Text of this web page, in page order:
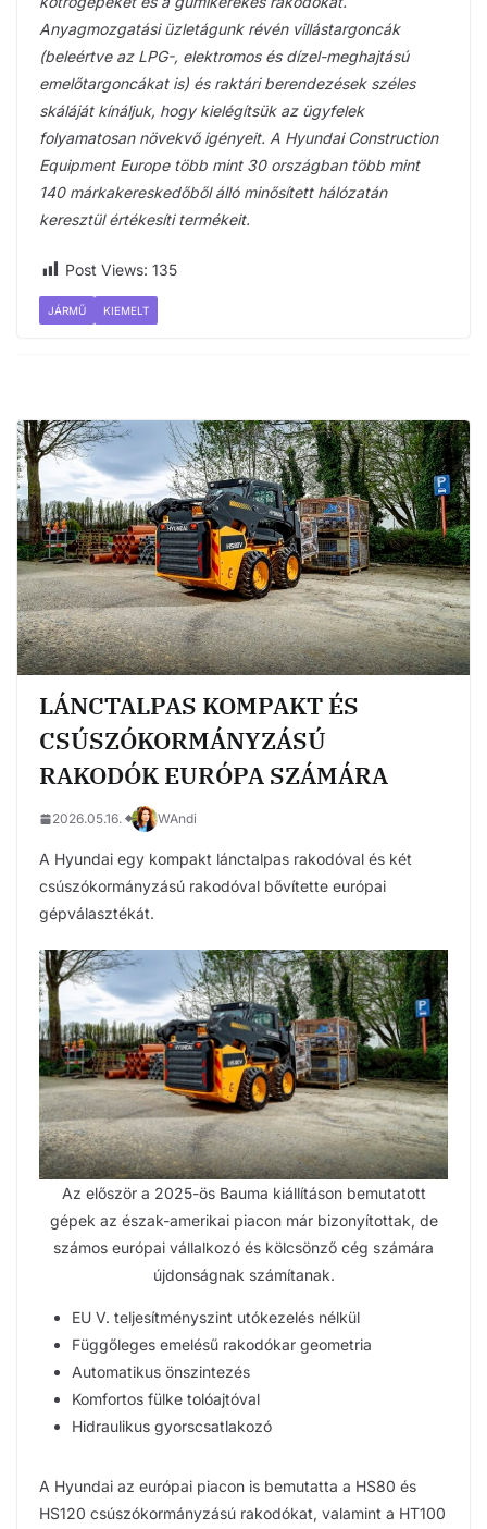
Anyagmozgatási üzletágunk révén villástargoncák
(beleértve az LPG-, elektromos és dízel-meghajtású
emelőtargoncákat is) és raktári berendezések széles
skáláját kínáljuk, hogy kielégítsük az ügyfelek
folyamatosan növekvő igényeit. A Hyundai Construction
Equipment Europe több mint 30 országban több mint
140 márkakereskedőből álló minősített hálózatán
keresztül értékesíti termékeit.
Post Views: 135
JÁRMŰ KIEMELT
LÁNCTALPAS KOMPAKT ÉS
CSÚSZÓKORMÁNYZÁSÚ
RAKODÓK EURÓPA SZÁMÁRA
2026.05.16. WAndi
A Hyundai egy kompakt lánctalpas rakodóval és két
csúszókormányzású rakodóval bővítette európai
gépválasztékát.
Az először a 2025-ös Bauma kiállításon bemutatott
gépek az észak-amerikai piacon már bizonyítottak, de
számos európai vállalkozó és kölcsönző cég számára
újdonságnak számítanak.
EU V. teljesítményszint utókezelés nélkül
Függőleges emelésű rakodókar geometria
Automatikus önszintezés
Komfortos fülke tolóajtóval
Hidraulikus gyorscsatlakozó
A Hyundai az európai piacon is bemutatta a HS80 és
HS120 csúszókormányzású rakodókat, valamint a HT100